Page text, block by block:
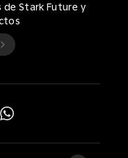
Stark Future y